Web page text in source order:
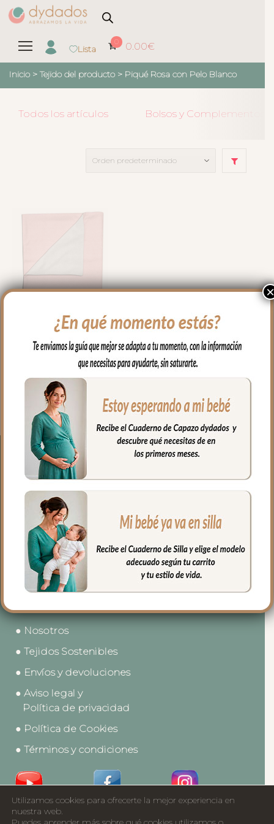
Lista
0 0.00€
Inicio > Tejido del producto > Piqué Rosa con Pelo Blanco
Todos los artículos Bolsos y Complementos
1976 Mantitas kin-Francis
Rosa con Blanco
47.00€
Seleccionar opciones
● Coste Envío 3.90€ a la Península.
-Envío incluido para
compras superiores a 150€.
● Fecha tope servicio de pedidos 12 días
laborables.
● Contacto
● Nosotros
● Tejidos Sostenibles
● Envíos y devoluciones
● Aviso legal y
Política de privacidad
● Política de Cookies
● Términos y condiciones
Acceso a Profesionales
×
Utilizamos cookies para ofrecerte la mejor experiencia en
nuestra web.